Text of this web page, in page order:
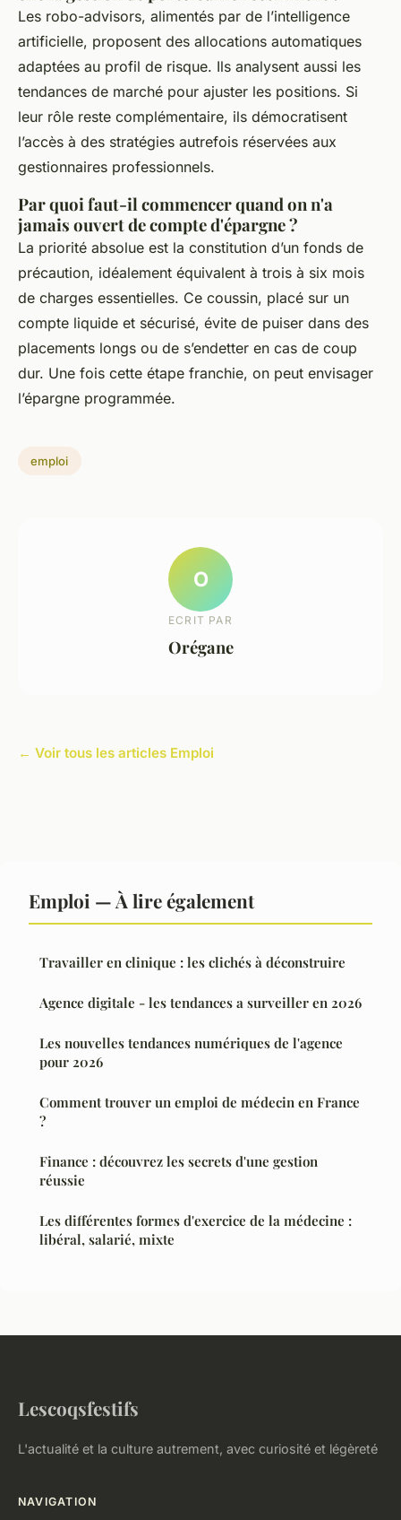
Les robo-advisors, alimentés par de l’intelligence
artificielle, proposent des allocations automatiques
adaptées au profil de risque. Ils analysent aussi les
tendances de marché pour ajuster les positions. Si
leur rôle reste complémentaire, ils démocratisent
l’accès à des stratégies autrefois réservées aux
gestionnaires professionnels.
Par quoi faut-il commencer quand on n'a
jamais ouvert de compte d'épargne ?
La priorité absolue est la constitution d’un fonds de
précaution, idéalement équivalent à trois à six mois
de charges essentielles. Ce coussin, placé sur un
compte liquide et sécurisé, évite de puiser dans des
placements longs ou de s’endetter en cas de coup
dur. Une fois cette étape franchie, on peut envisager
l’épargne programmée.
emploi
O
ECRIT PAR
Orégane
← Voir tous les articles Emploi
Emploi — À lire également
Travailler en clinique : les clichés à déconstruire
Agence digitale - les tendances a surveiller en 2026
Les nouvelles tendances numériques de l'agence
pour 2026
Comment trouver un emploi de médecin en France
?
Finance : découvrez les secrets d'une gestion
réussie
Les différentes formes d'exercice de la médecine :
libéral, salarié, mixte
Lescoqsfestifs
L'actualité et la culture autrement, avec curiosité et légèreté
NAVIGATION